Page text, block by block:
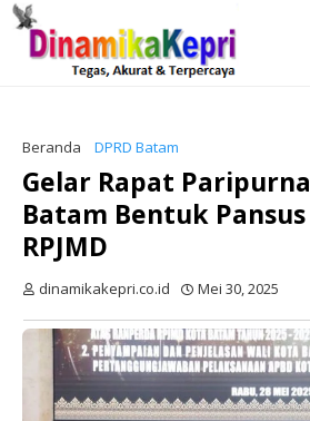
Beranda DPRD Batam
Gelar Rapat
Batam Bentuk
RPJMD
dinamikakepri.co.id Mei 30, 2025